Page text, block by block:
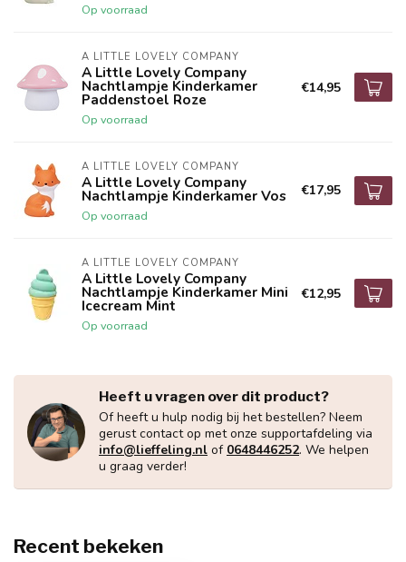
Op voorraad
A LITTLE LOVELY COMPANY
A Little Lovely Company
Nachtlampje Kinderkamer
Paddenstoel Roze
Op voorraad
€14,95
A LITTLE LOVELY COMPANY
A Little Lovely Company
Nachtlampje Kinderkamer Vos
Op voorraad
€17,95
A LITTLE LOVELY COMPANY
A Little Lovely Company
Nachtlampje Kinderkamer Mini
Icecream Mint
Op voorraad
€12,95
Heeft u vragen over dit product?
Of heeft u hulp nodig bij het bestellen? Neem
gerust contact op met onze supportafdeling via
info@lieffeling.nl of 0648446252. We helpen
u graag verder!
Recent bekeken